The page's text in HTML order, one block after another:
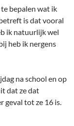
bepalen wat ik
is dat vooral
ik natuurlijk wel
heb ik nergens
na school en op
dat ze dat
geval tot ze 16 is.